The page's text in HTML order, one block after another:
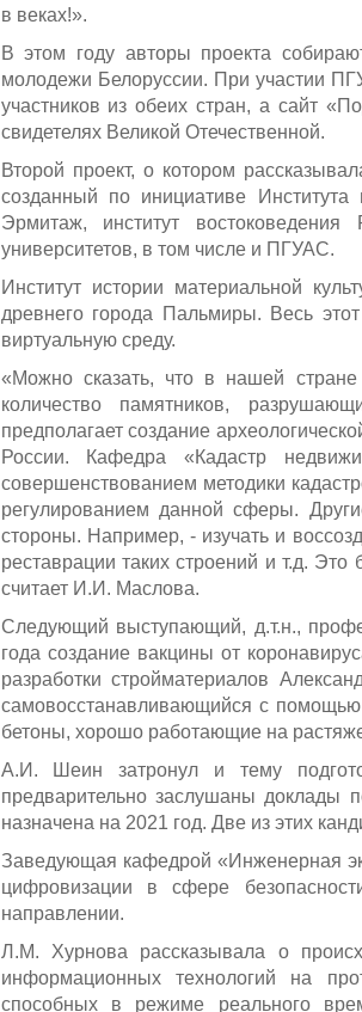
в веках!».
В этом году авторы проекта
молодежи Белоруссии. При участии
участников из обеих стран, а сайт
свидетелях Великой Отечественной.
Второй проект, о котором
созданный по инициативе
Эрмитаж, институт
университетов, в том числе и ПГУАС.
Институт истории материальной
древнего города Пальмиры. Весь
виртуальную среду.
«Можно сказать, что в нашей
количество памятников,
предполагает создание
России. Кафедра «Кадастр
совершенствованием методики
регулированием данной сферы.
стороны. Например, - изучать и
реставрации таких строений и т.д.
считает И.И. Маслова.
Следующий выступающий, д.т.н.,
года создание вакцины от
разработки стройматериалов
самовосстанавливающийся с помощью
бетоны, хорошо работающие на
А.И. Шеин затронул и тему
предварительно заслушаны доклады
назначена на 2021 год. Две из этих
Заведующая кафедрой «Инженерная
цифровизации в сфере
направлении.
Л.М. Хурнова рассказывала о
информационных технологий на
способных в режиме реального